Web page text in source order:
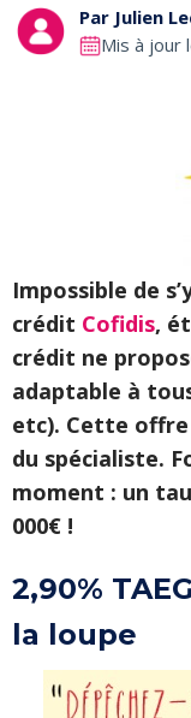
Par Julien
Mis à jour
Impossible de
crédit Cofidis,
crédit ne
adaptable à
etc). Cette
du spécialiste.
moment : un
000€ !
2,90%
la loupe